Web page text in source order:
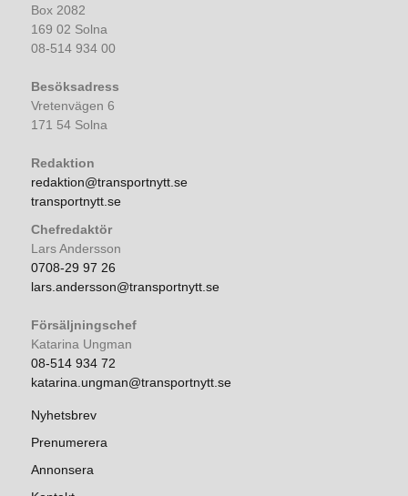
Box 2082
169 02 Solna
08-514 934 00
Besöksadress
Vretenvägen 6
171 54 Solna
Redaktion
redaktion@transportnytt.se
transportnytt.se
Chefredaktör
Lars Andersson
0708-29 97 26
lars.andersson@transportnytt.se
Försäljningschef
Katarina Ungman
08-514 934 72
katarina.ungman@transportnytt.se
Nyhetsbrev
Prenumerera
Annonsera